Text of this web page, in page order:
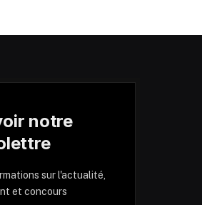
notre
sur l'actualité,
et concours